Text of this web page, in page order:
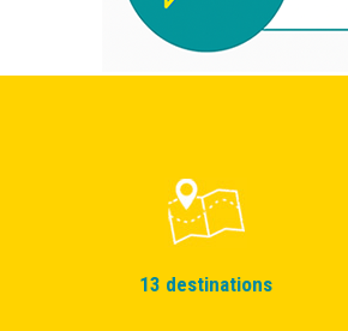
13 destinations